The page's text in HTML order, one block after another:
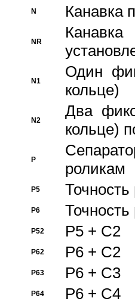
N Канавка
NR
N1
Один
кольце)
N2
Два
кольце)
P
роликам
P5
P6 Точность
P52 P5 + C2
P62 P6 + C2
P63 P6 + C3
P64 P6 + C4